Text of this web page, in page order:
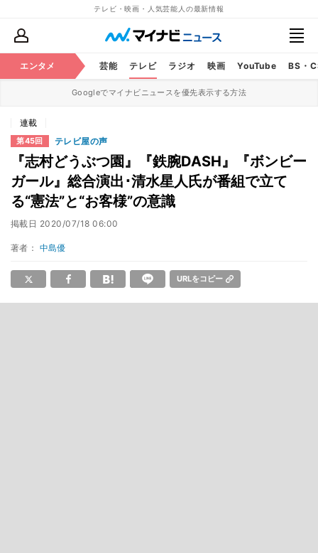
テレビ・映画・人気芸能人の最新情報
エンタメ 芸能 テレビ ラジオ 映画 YouTube BS・
Googleでマイナビニュースを優先表示する方法
連載
第45回 テレビ屋の声
『志村どうぶつ園』『鉄腕DASH』『ボンビー
ガール』総合演出･清水星人氏が番組で立て
る“憲法”と“お客様”の意識
掲載日 2020/07/18 06:00
著者： 中島優
URLをコピー